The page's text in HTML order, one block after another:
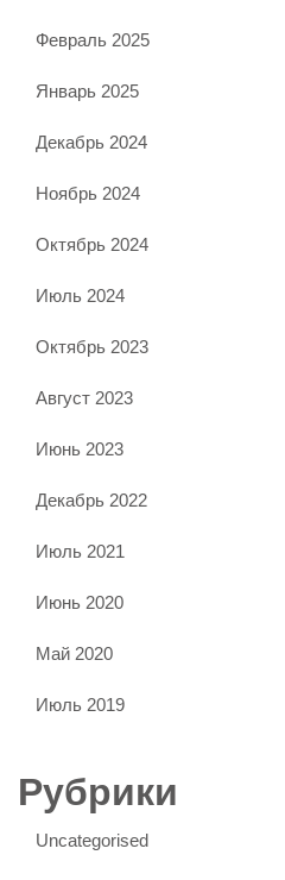
Февраль 2025
Январь 2025
Декабрь 2024
Ноябрь 2024
Октябрь 2024
Июль 2024
Октябрь 2023
Август 2023
Июнь 2023
Декабрь 2022
Июль 2021
Июнь 2020
Май 2020
Июль 2019
Рубрики
Uncategorised